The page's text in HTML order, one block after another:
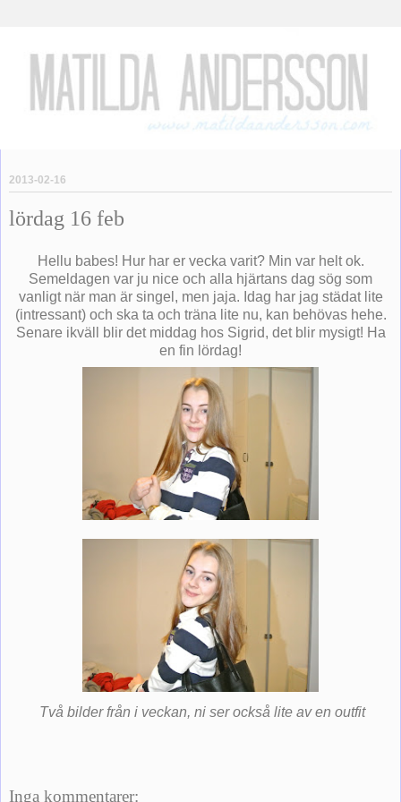
2013-02-16
lördag 16 feb
Hellu babes! Hur har er vecka varit? Min var helt ok.
Semeldagen var ju nice och alla hjärtans dag sög som
vanligt när man är singel, men jaja. Idag har jag städat lite
(intressant) och ska ta och träna lite nu, kan behövas hehe.
Senare ikväll blir det middag hos Sigrid, det blir mysigt! Ha
en fin lördag!
Två bilder från i veckan, ni ser också lite av en outfit
Inga kommentarer: